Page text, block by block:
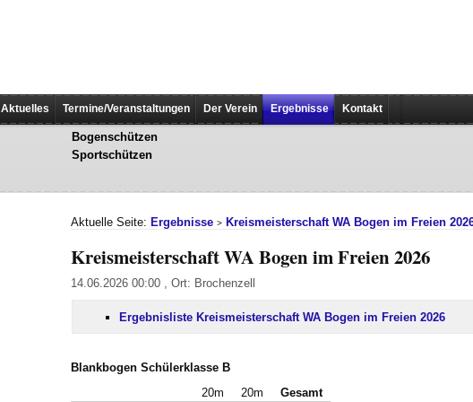
Aktuelles Termine/Veranstaltungen Der Verein Ergebnisse Kontakt
Bogenschützen
Sportschützen
Aktuelle Seite: Ergebnisse > Kreismeisterschaft WA Bogen im Freien
Kreismeisterschaft WA Bogen im Freien 2026
14.06.2026 00:00 , Ort: Brochenzell
Ergebnisliste Kreismeisterschaft WA Bogen im Freien 2026
Blankbogen Schülerklasse B
20m
20m Gesamt